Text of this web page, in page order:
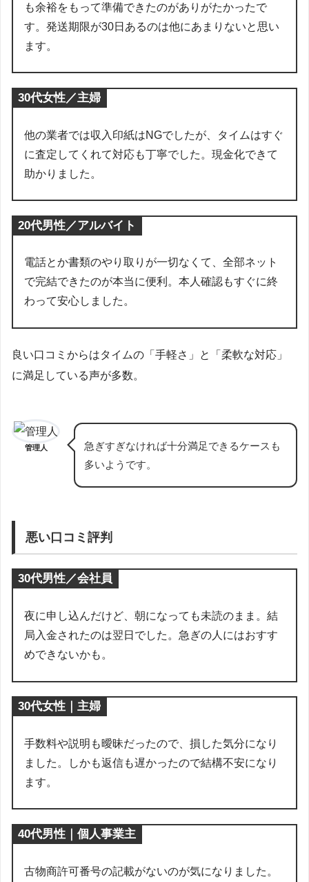
も余裕をもって準備できたのがありがたかったで
す。発送期限が30日あるのは他にあまりないと思い
ます。
30代女性／主婦
他の業者では収入印紙はNGでしたが、タイムはすぐ
に査定してくれて対応も丁寧でした。現金化できて
助かりました。
20代男性／アルバイト
電話とか書類のやり取りが一切なくて、全部ネット
で完結できたのが本当に便利。本人確認もすぐに終
わって安心しました。
良い口コミからはタイムの「手軽さ」と「柔軟な対応」
に満足している声が多数。
管理人
急ぎすぎなければ十分満足できるケースも
多いようです。
悪い口コミ評判
30代男性／会社員
夜に申し込んだけど、朝になっても未読のまま。結
局入金されたのは翌日でした。急ぎの人にはおすす
めできないかも。
30代女性｜主婦
手数料や説明も曖昧だったので、損した気分になり
ました。しかも返信も遅かったので結構不安になり
ます。
40代男性｜個人事業主
古物商許可番号の記載がないのが気になりました。